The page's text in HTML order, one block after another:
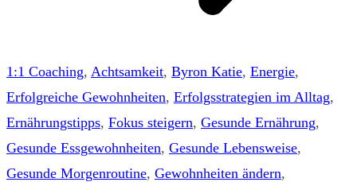
1:1 Coaching, Achtsamkeit, Byron Katie, Energie,
Erfolgreiche Gewohnheiten, Erfolgsstrategien im Alltag,
Ernährungstipps, Fokus steigern, Gesunde Ernährung,
Gesunde Essgewohnheiten, Gesunde Lebensweise,
Gesunde Morgenroutine, Gewohnheiten ändern,